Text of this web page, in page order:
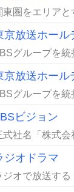
東圏をエリア
京放送ホール
グループを
京放送ホール
グループを
ビジョン
式社名「株式
ジオドラマ
ジオで放送す